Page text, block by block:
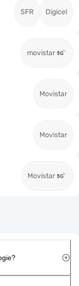
SFR Digicel
movistar
Movistar
Movistar
Movistar